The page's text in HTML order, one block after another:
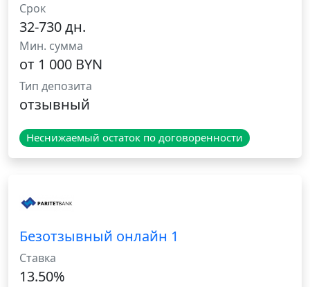
Срок
32-730 дн.
Мин. сумма
от 1 000 BYN
Тип депозита
отзывный
Неснижаемый остаток по договоренности
Безотзывный онлайн 1
Ставка
13.50%